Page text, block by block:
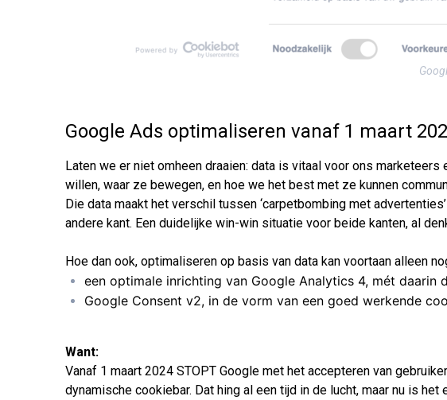
Google Ads optimaliseren vanaf 1 maart
Laten we er niet omheen draaien: data is vitaal voor ons
willen, waar ze bewegen, en hoe we het best met ze kunnen
Die data maakt het verschil tussen ‘carpetbombing met
andere kant. Een duidelijke win-win situatie voor beide kanten, al
Hoe dan ook, optimaliseren op basis van data kan voortaan alleen
een optimale inrichting van Google Analytics 4, mét daarin
Google Consent v2, in de vorm van een goed werkende
Want:
Vanaf 1 maart 2024 STOPT Google met het accepteren van
dynamische cookiebar. Dat hing al een tijd in de lucht, maar nu is het